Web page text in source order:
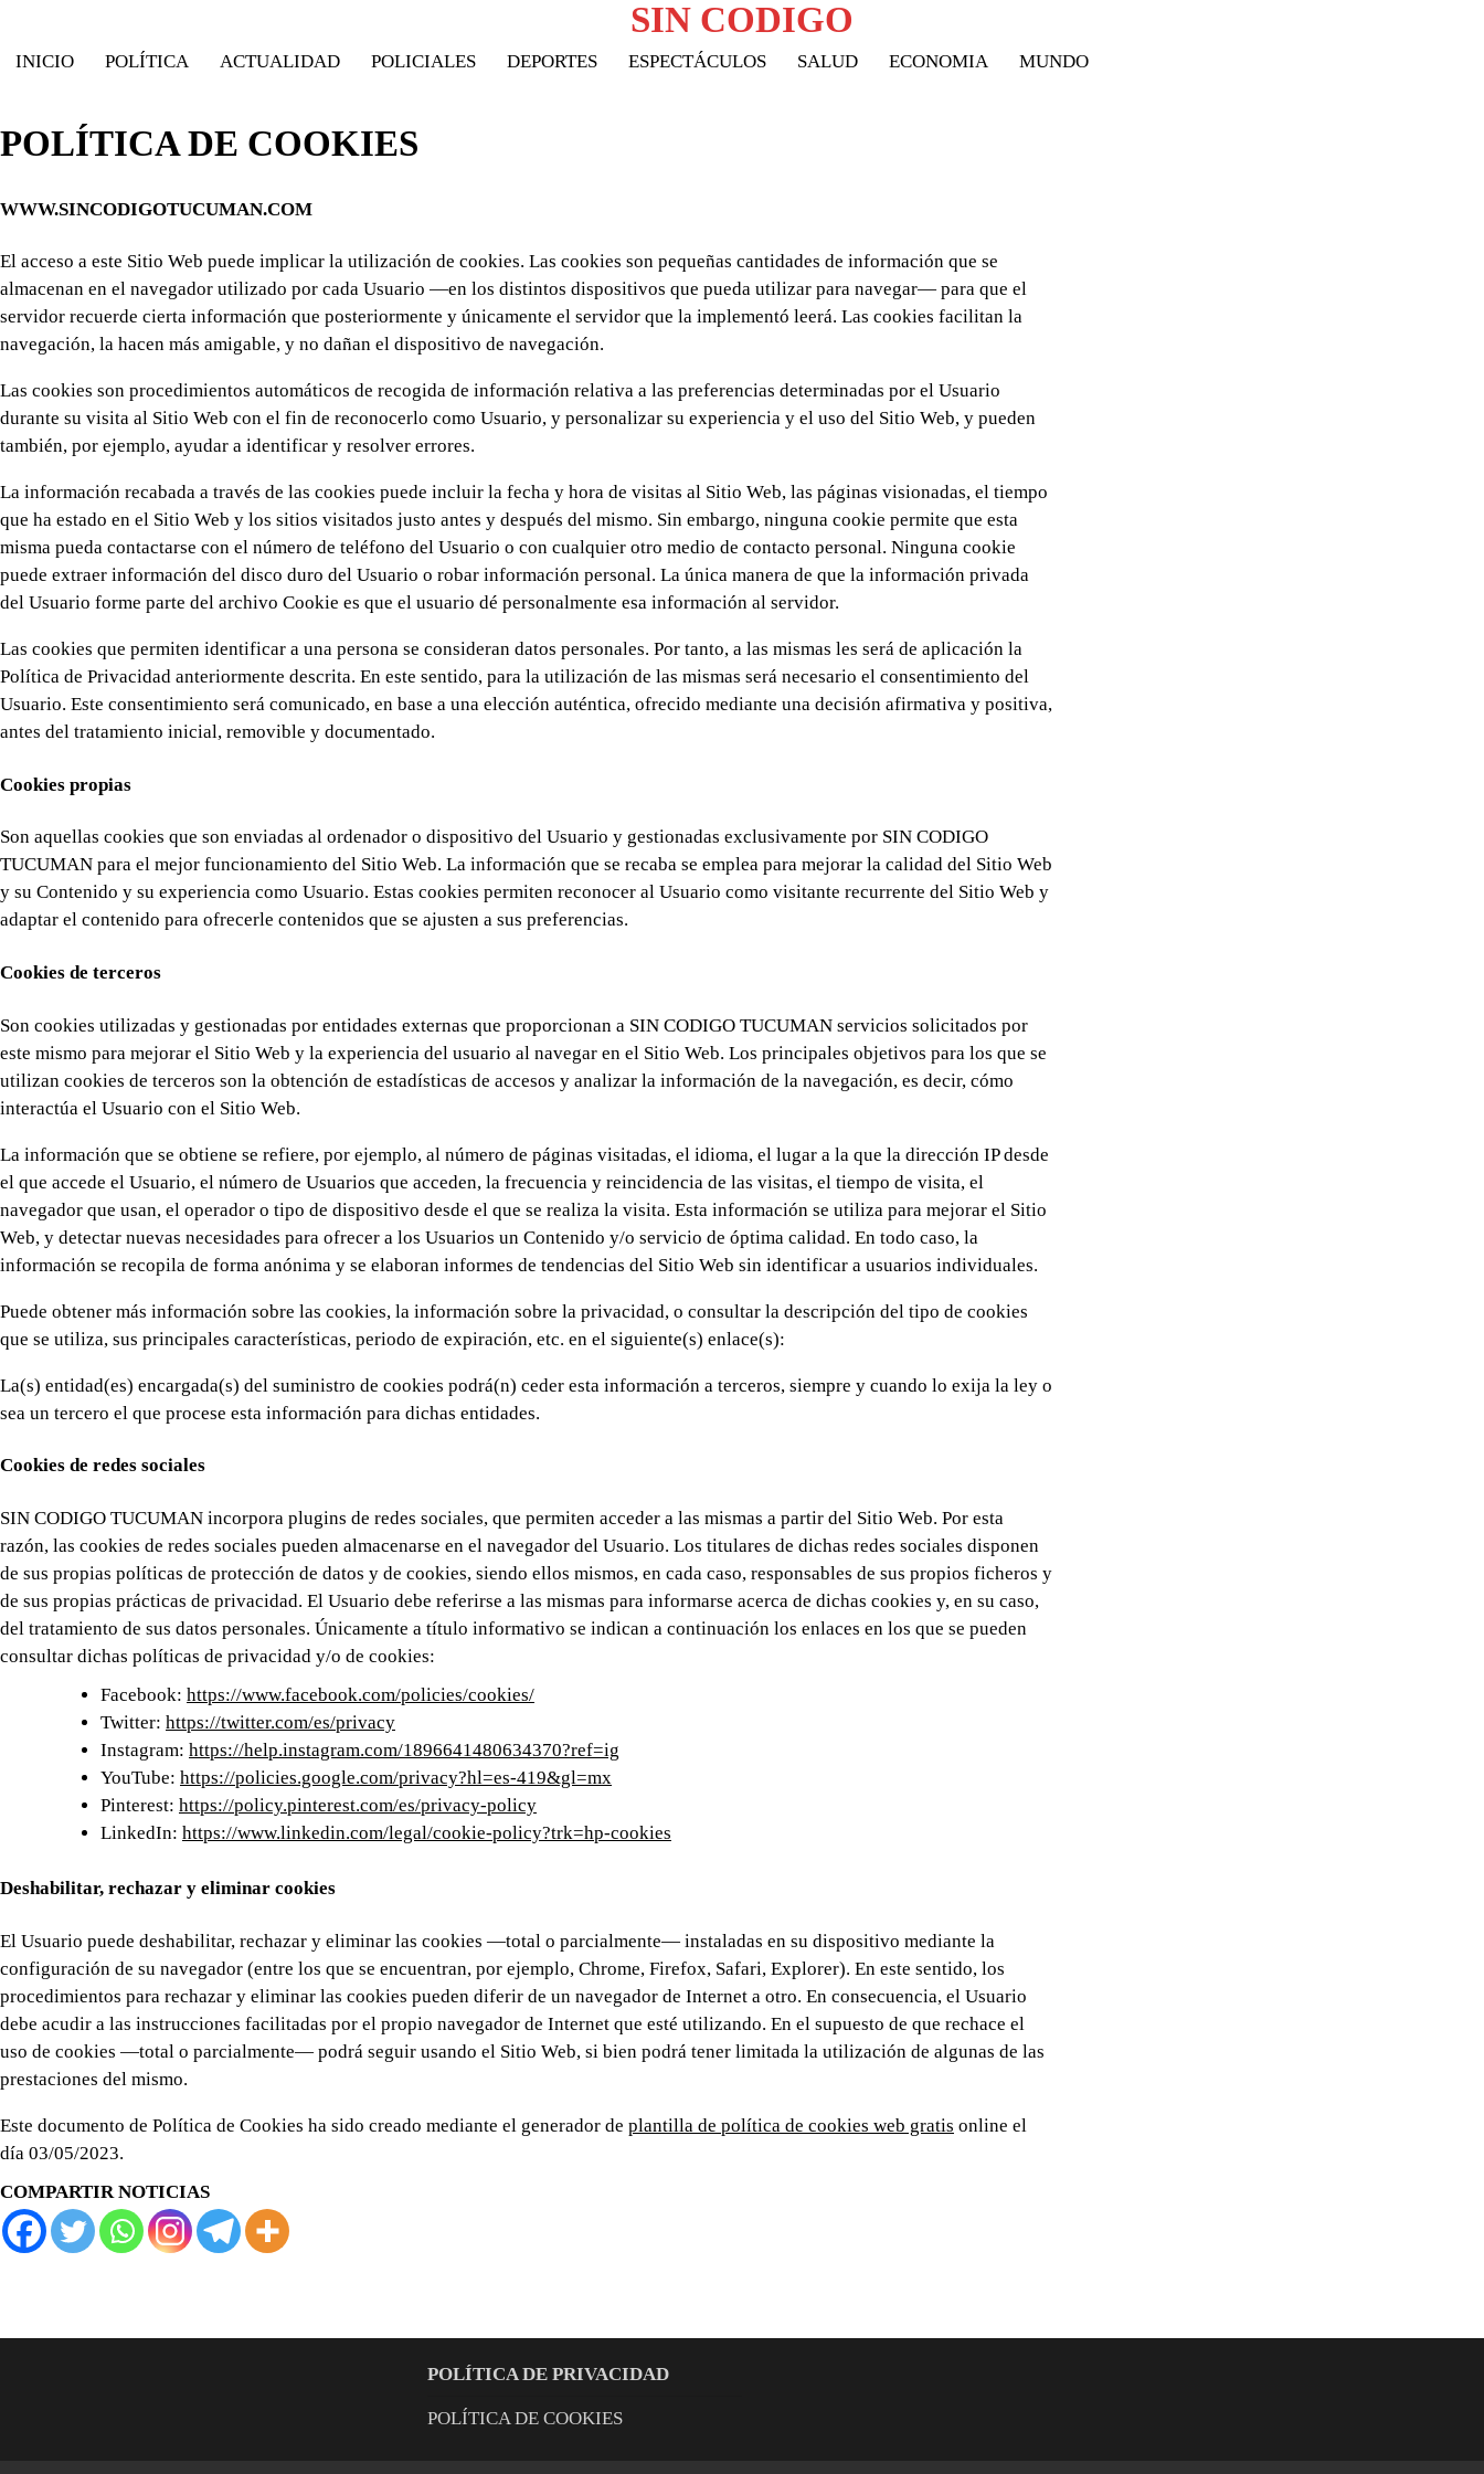
content
SIN CODIGO
INICIO POLÍTICA ACTUALIDAD POLICIALES DEPORTES ESPECTÁCULOS SALUD ECONOMIA MUNDO
POLÍTICA DE COOKIES
WWW.SINCODIGOTUCUMAN.COM
El acceso a este Sitio Web puede implicar la utilización de cookies. Las cookies son pequeñas cantidades de información que se
almacenan en el navegador utilizado por cada Usuario —en los distintos dispositivos que pueda utilizar para navegar— para que el
servidor recuerde cierta información que posteriormente y únicamente el servidor que la implementó leerá. Las cookies facilitan la
navegación, la hacen más amigable, y no dañan el dispositivo de navegación.
Las cookies son procedimientos automáticos de recogida de información relativa a las preferencias determinadas por el Usuario
durante su visita al Sitio Web con el fin de reconocerlo como Usuario, y personalizar su experiencia y el uso del Sitio Web, y pueden
también, por ejemplo, ayudar a identificar y resolver errores.
La información recabada a través de las cookies puede incluir la fecha y hora de visitas al Sitio Web, las páginas visionadas, el tiempo
que ha estado en el Sitio Web y los sitios visitados justo antes y después del mismo. Sin embargo, ninguna cookie permite que esta
misma pueda contactarse con el número de teléfono del Usuario o con cualquier otro medio de contacto personal. Ninguna cookie
puede extraer información del disco duro del Usuario o robar información personal. La única manera de que la información privada
del Usuario forme parte del archivo Cookie es que el usuario dé personalmente esa información al servidor.
Las cookies que permiten identificar a una persona se consideran datos personales. Por tanto, a las mismas les será de aplicación la
Política de Privacidad anteriormente descrita. En este sentido, para la utilización de las mismas será necesario el consentimiento del
Usuario. Este consentimiento será comunicado, en base a una elección auténtica, ofrecido mediante una decisión afirmativa y positiva,
antes del tratamiento inicial, removible y documentado.
Cookies propias
Son aquellas cookies que son enviadas al ordenador o dispositivo del Usuario y gestionadas exclusivamente por SIN CODIGO
TUCUMAN para el mejor funcionamiento del Sitio Web. La información que se recaba se emplea para mejorar la calidad del Sitio Web
y su Contenido y su experiencia como Usuario. Estas cookies permiten reconocer al Usuario como visitante recurrente del Sitio Web y
adaptar el contenido para ofrecerle contenidos que se ajusten a sus preferencias.
Cookies de terceros
Son cookies utilizadas y gestionadas por entidades externas que proporcionan a SIN CODIGO TUCUMAN servicios solicitados por
este mismo para mejorar el Sitio Web y la experiencia del usuario al navegar en el Sitio Web. Los principales objetivos para los que se
utilizan cookies de terceros son la obtención de estadísticas de accesos y analizar la información de la navegación, es decir, cómo
interactúa el Usuario con el Sitio Web.
La información que se obtiene se refiere, por ejemplo, al número de páginas visitadas, el idioma, el lugar a la que la dirección IP desde
el que accede el Usuario, el número de Usuarios que acceden, la frecuencia y reincidencia de las visitas, el tiempo de visita, el
navegador que usan, el operador o tipo de dispositivo desde el que se realiza la visita. Esta información se utiliza para mejorar el Sitio
Web, y detectar nuevas necesidades para ofrecer a los Usuarios un Contenido y/o servicio de óptima calidad. En todo caso, la
información se recopila de forma anónima y se elaboran informes de tendencias del Sitio Web sin identificar a usuarios individuales.
Puede obtener más información sobre las cookies, la información sobre la privacidad, o consultar la descripción del tipo de cookies
que se utiliza, sus principales características, periodo de expiración, etc. en el siguiente(s) enlace(s):
La(s) entidad(es) encargada(s) del suministro de cookies podrá(n) ceder esta información a terceros, siempre y cuando lo exija la ley o
sea un tercero el que procese esta información para dichas entidades.
Cookies de redes sociales
SIN CODIGO TUCUMAN incorpora plugins de redes sociales, que permiten acceder a las mismas a partir del Sitio Web. Por esta
razón, las cookies de redes sociales pueden almacenarse en el navegador del Usuario. Los titulares de dichas redes sociales disponen
de sus propias políticas de protección de datos y de cookies, siendo ellos mismos, en cada caso, responsables de sus propios ficheros y
de sus propias prácticas de privacidad. El Usuario debe referirse a las mismas para informarse acerca de dichas cookies y, en su caso,
del tratamiento de sus datos personales. Únicamente a título informativo se indican a continuación los enlaces en los que se pueden
consultar dichas políticas de privacidad y/o de cookies:
Facebook: https://www.facebook.com/policies/cookies/
Twitter: https://twitter.com/es/privacy
Instagram: https://help.instagram.com/1896641480634370?ref=ig
YouTube: https://policies.google.com/privacy?hl=es-419&gl=mx
Pinterest: https://policy.pinterest.com/es/privacy-policy
LinkedIn: https://www.linkedin.com/legal/cookie-policy?trk=hp-cookies
Deshabilitar, rechazar y eliminar cookies
El Usuario puede deshabilitar, rechazar y eliminar las cookies —total o parcialmente— instaladas en su dispositivo mediante la
configuración de su navegador (entre los que se encuentran, por ejemplo, Chrome, Firefox, Safari, Explorer). En este sentido, los
procedimientos para rechazar y eliminar las cookies pueden diferir de un navegador de Internet a otro. En consecuencia, el Usuario
debe acudir a las instrucciones facilitadas por el propio navegador de Internet que esté utilizando. En el supuesto de que rechace el
uso de cookies —total o parcialmente— podrá seguir usando el Sitio Web, si bien podrá tener limitada la utilización de algunas de las
prestaciones del mismo.
Este documento de Política de Cookies ha sido creado mediante el generador de plantilla de política de cookies web gratis online el
día 03/05/2023.
COMPARTIR NOTICIAS
POLÍTICA DE PRIVACIDAD
POLÍTICA DE COOKIES